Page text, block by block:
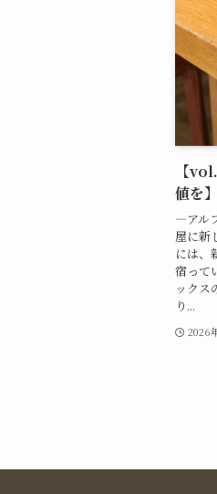
【
値を】
―アル
屋に新
には、
宿って
ックス
り...
2026